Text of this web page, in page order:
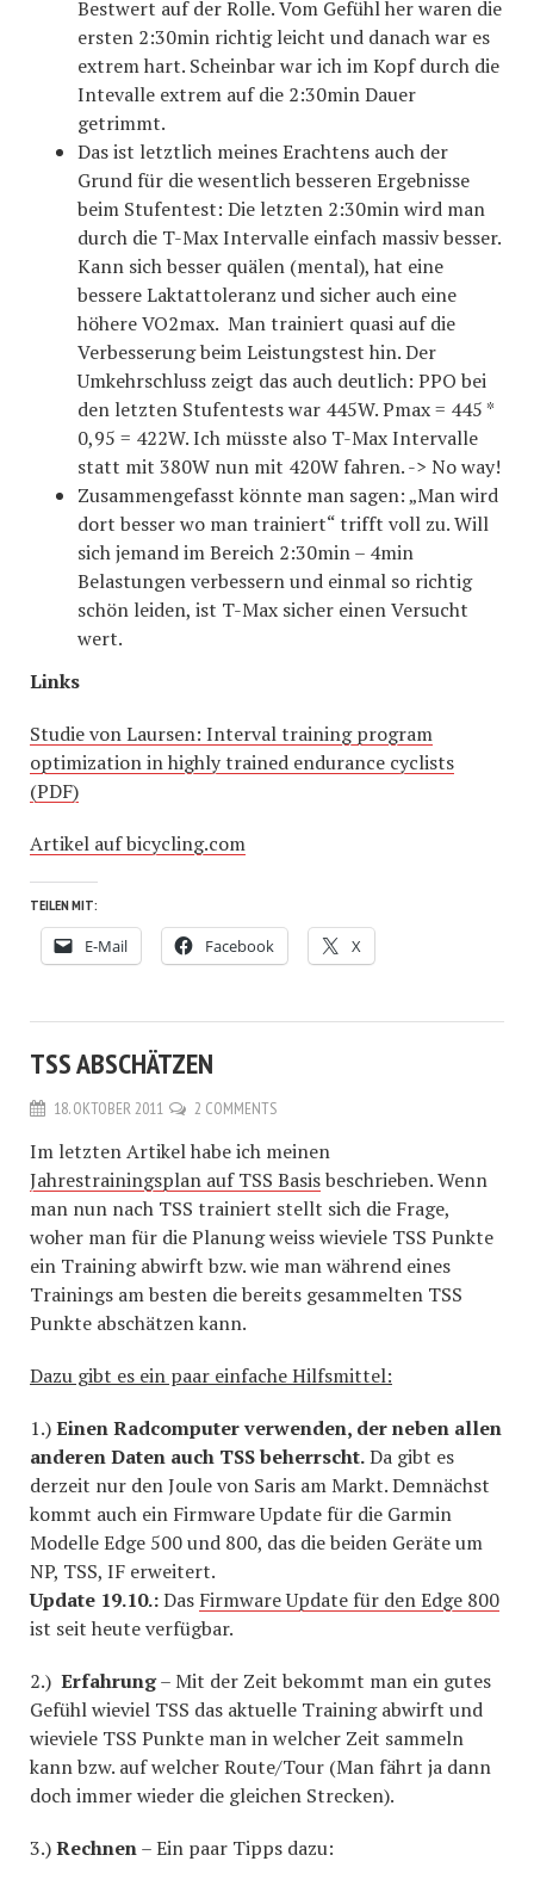
Bestwert auf der Rolle. Vom Gefühl her waren die
ersten 2:30min richtig leicht und danach war es
extrem hart. Scheinbar war ich im Kopf durch die
Intevalle extrem auf die 2:30min Dauer
getrimmt.
Das ist letztlich meines Erachtens auch der
Grund für die wesentlich besseren Ergebnisse
beim Stufentest: Die letzten 2:30min wird man
durch die T-Max Intervalle einfach massiv besser.
Kann sich besser quälen (mental), hat eine
bessere Laktattoleranz und sicher auch eine
höhere VO2max. Man trainiert quasi auf die
Verbesserung beim Leistungstest hin. Der
Umkehrschluss zeigt das auch deutlich: PPO bei
den letzten Stufentests war 445W. Pmax = 445 *
0,95 = 422W. Ich müsste also T-Max Intervalle
statt mit 380W nun mit 420W fahren. -> No way!
Zusammengefasst könnte man sagen: „Man wird
dort besser wo man trainiert“ trifft voll zu. Will
sich jemand im Bereich 2:30min – 4min
Belastungen verbessern und einmal so richtig
schön leiden, ist T-Max sicher einen Versucht
wert.
Links
Studie von Laursen: Interval training program
optimization in highly trained endurance cyclists
(PDF)
Artikel auf bicycling.com
TEILEN MIT:
E-Mail Facebook X
TSS ABSCHÄTZEN
18. OKTOBER 2011 2 COMMENTS
Im letzten Artikel habe ich meinen
Jahrestrainingsplan auf TSS Basisbeschrieben. Wenn
man nun nach TSS trainiert stellt sich die Frage,
woher man für die Planung weiss wieviele TSS Punkte
ein Training abwirft bzw. wie man während eines
Trainings am besten die bereits gesammelten TSS
Punkte abschätzen kann.
Dazu gibt es ein paar einfache Hilfsmittel:
1.)Einen Radcomputer verwenden, der neben allen
anderen Daten auch TSS beherrscht.Da gibt es
derzeit nur den Joule von Saris am Markt. Demnächst
kommt auch ein Firmware Update für die Garmin
Modelle Edge 500 und 800, das die beiden Geräte um
NP, TSS, IF erweitert.
Update 19.10.:Das Firmware Update für den Edge 800
ist seit heute verfügbar.
2.) Erfahrung– Mit der Zeit bekommt man ein gutes
Gefühl wieviel TSS das aktuelle Training abwirft und
wieviele TSS Punkte man in welcher Zeit sammeln
kann bzw. auf welcher Route/Tour (Man fährt ja dann
doch immer wieder die gleichen Strecken).
3.)Rechnen– Ein paar Tipps dazu: